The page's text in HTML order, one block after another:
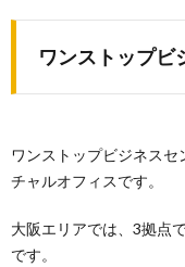
ワンストップビ
ワンストップビジネス
チャルオフィスです。
大阪エリアでは、3拠点
です。